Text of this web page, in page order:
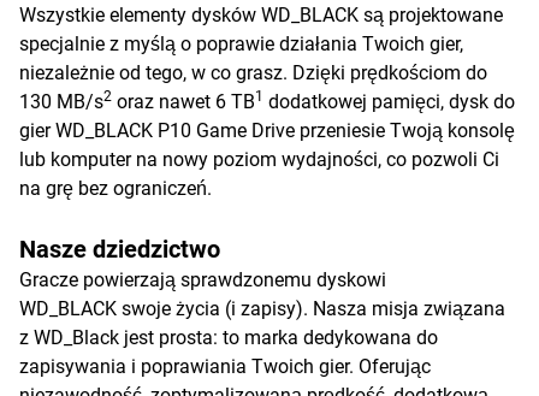
Wszystkie elementy dysków WD_BLACK są projektowane
specjalnie z myślą o poprawie działania Twoich gier,
niezależnie od tego, w co grasz. Dzięki prędkościom do
130 MB/s2 oraz nawet 6 TB1 dodatkowej pamięci, dysk do
gier WD_BLACK P10 Game Drive przeniesie Twoją konsolę
lub komputer na nowy poziom wydajności, co pozwoli Ci
na grę bez ograniczeń.
Nasze dziedzictwo
Gracze powierzają sprawdzonemu dyskowi
WD_BLACK swoje życia (i zapisy). Nasza misja związana
z WD_Black jest prosta: to marka dedykowana do
zapisywania i poprawiania Twoich gier. Oferując